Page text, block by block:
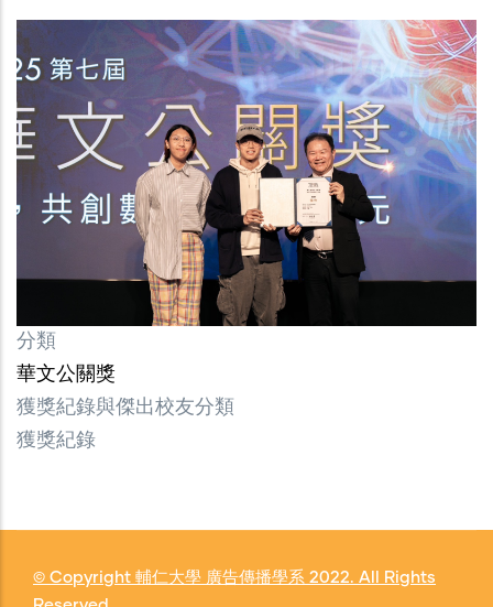
分類
華文公關獎
獲獎紀錄與傑出校友分類
獲獎紀錄
© Copyright 輔仁大學 廣告傳播學系 2022. All Rights